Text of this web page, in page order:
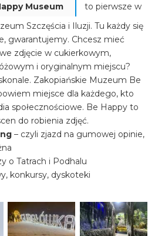
Museum
to pierwsze w
Szczęścia i Iluzji. Tu każdy się
gwarantujemy. Chcesz mieć
zdjęcie w cukierkowym,
i oryginalnym miejscu?
Zakopiańskie Muzeum Be
miejsce dla każdego, kto
społecznościowe. Be Happy to
do robienia zdjęć.
– czyli zjazd na gumowej opinie,
o Tatrach i Podhalu
konkursy, dyskoteki